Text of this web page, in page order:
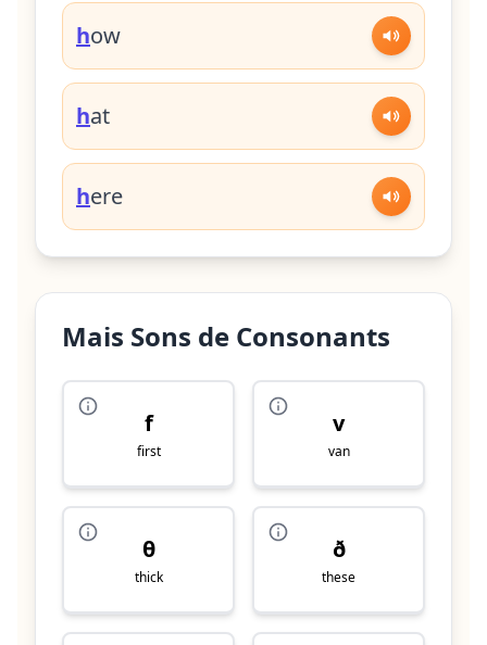
how
hat
here
Mais Sons de Consonants
f
first
v
van
θ
thick
ð
these